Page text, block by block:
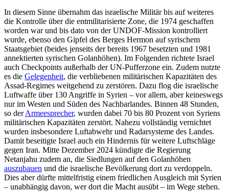
In diesem Sinne übernahm das israelische Militär bis auf weiteres
die Kontrolle über die entmilitarisierte Zone, die 1974 geschaffen
worden war und bis dato von der UNDOF-Mission kontrolliert
wurde, ebenso den Gipfel des Berges Hermon auf syrischem
Staatsgebiet (beides jenseits der bereits 1967 besetzten und 1981
annektierten syrischen Golanhöhen). Im Folgenden richtete Israel
auch Checkpoints außerhalb der UN-Pufferzone ein. Zudem nutzte
es die Gelegenheit, die verbliebenen militärischen Kapazitäten des
Assad-Regimes weitgehend zu zerstören. Dazu flog die israelische
Luft­waffe über 130 Angriffe in Syrien – vor allem, aber keineswegs
nur im Westen und Süden des Nachbarlandes. Binnen 48 Stun­den,
so derArmeesprecher, wurden dabei 70 bis 80 Prozent von Syriens
militärischen Kapazitäten zerstört. Nahezu vollständig vernichtet
wurden insbesondere Luftabwehr und Radarsysteme des Landes.
Damit beseitigte Israel auch ein Hindernis für wei­tere Luftschläge
gegen Iran. Mitte Dezember 2024 kündigte die Regierung
Netanjahu zu­dem an, die Siedlungen auf den Golan­höhen
auszubauen und die israelische Be­völkerung dort zu verdoppeln.
Dies aber dürfte mittelfristig einem friedlichen Aus­gleich mit Syrien
– unabhängig davon, wer dort die Macht ausübt – im Wege stehen.